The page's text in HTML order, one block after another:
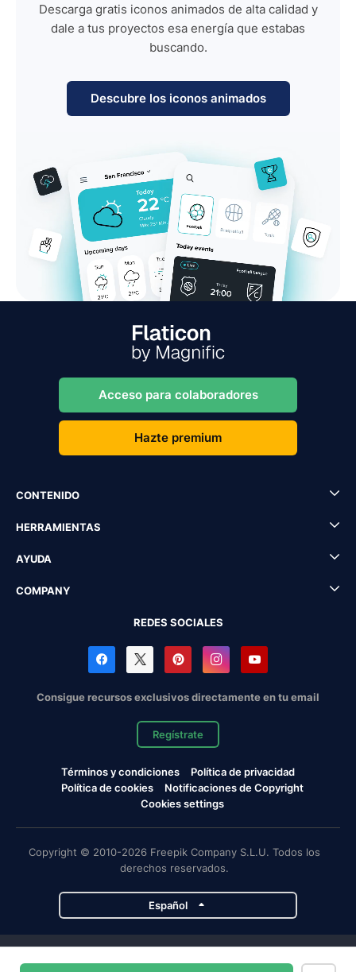
Descarga gratis iconos animados de alta calidad y
dale a tus proyectos esa energía que estabas
buscando.
Descubre los iconos animados
Acceso para colaboradores
Hazte premium
CONTENIDO
HERRAMIENTAS
AYUDA
COMPANY
REDES SOCIALES
Consigue recursos exclusivos directamente en tu email
Regístrate
Términos y condiciones
Política de privacidad
Política de cookies
Notificaciones de Copyright
Cookies settings
Copyright © 2010-2026 Freepik Company S.L.U. Todos los
derechos reservados.
Español